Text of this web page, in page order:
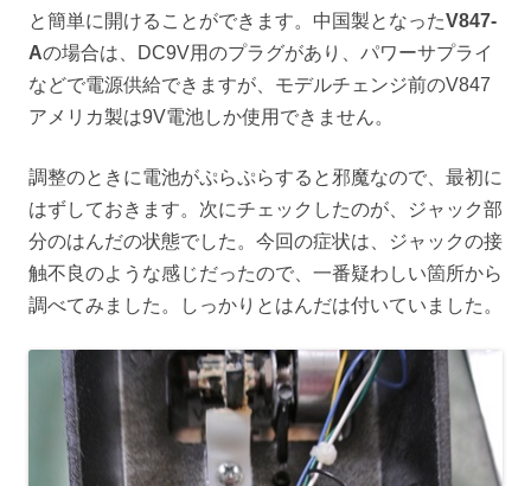
と簡単に開けることができます。中国製となったV847-
Aの場合は、DC9V用のプラグがあり、パワーサプライ
などで電源供給できますが、モデルチェンジ前のV847
アメリカ製は9V電池しか使用できません。
調整のときに電池がぷらぷらすると邪魔なので、最初に
はずしておきます。次にチェックしたのが、ジャック部
分のはんだの状態でした。今回の症状は、ジャックの接
触不良のような感じだったので、一番疑わしい箇所から
調べてみました。しっかりとはんだは付いていました。